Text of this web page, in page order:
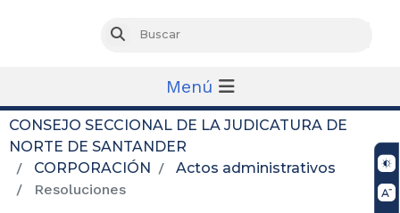
Buscar
Menú
CONSEJO SECCIONAL DE LA JUDICATURA DE
NORTE DE SANTANDER
CORPORACIÓN
Actos administrativos
Resoluciones